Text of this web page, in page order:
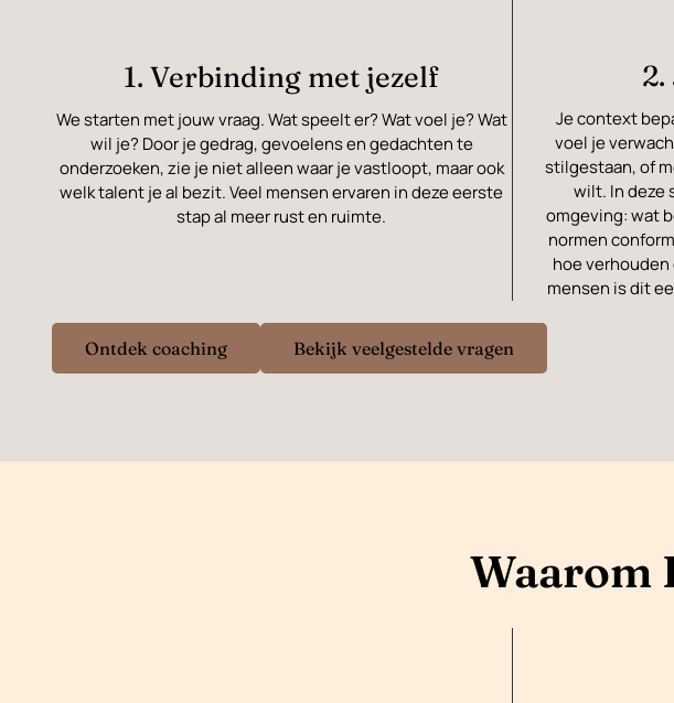
1. Verbinding met jezelf
We starten met jouw vraag. Wat speelt er? Wat voel je? Wat
wil je? Door je gedrag, gevoelens en gedachten te
onderzoeken, zie je niet alleen waar je vastloopt, maar ook
welk talent je al bezit. Veel mensen ervaren in deze eerste
stap al meer rust en ruimte.
2.
Je context
voel je
stilgestaan, of
wilt. In deze
omgeving: wat
normen
hoe
mensen is dit
Ontdek coaching Bekijk veelgestelde vragen
Waarom